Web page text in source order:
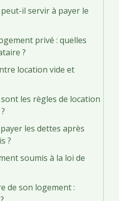
il servir à payer le
privé : quelles
?
location vide et
les règles de location
les dettes après
?
soumis à la loi de
de son logement :